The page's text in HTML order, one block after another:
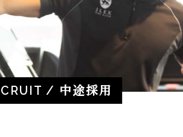
/ 中途採用